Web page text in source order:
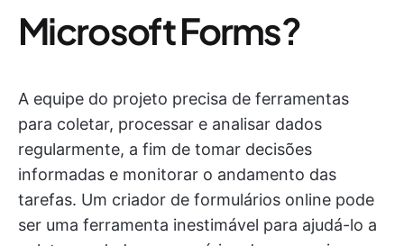
Microsoft Forms?
A equipe do projeto precisa de ferramentas
para coletar, processar e analisar dados
regularmente, a fim de tomar decisões
informadas e monitorar o andamento das
tarefas. Um criador de formulários online pode
ser uma ferramenta inestimável para ajudá-lo a